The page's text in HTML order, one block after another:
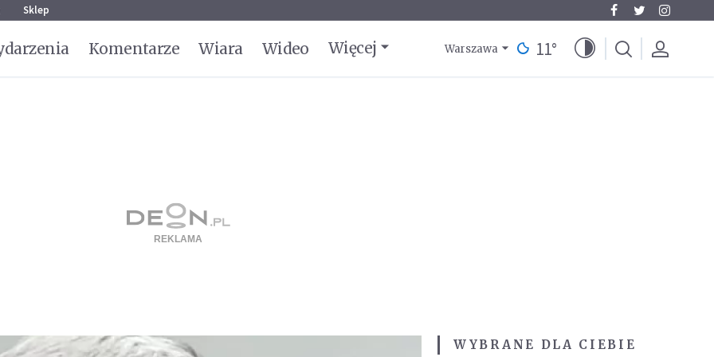
Sklep
Komentarze Wiara Wideo Więcej Warszawa 11°
WYBRANE DLA CIEBIE